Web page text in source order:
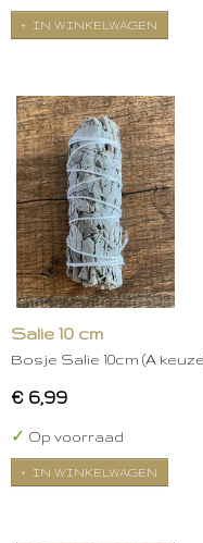
IN WINKELWAGEN
Salie 10 cm
Bosje Salie 10cm (A
€ 6,99
✓ Op voorraad
IN WINKELWAGEN